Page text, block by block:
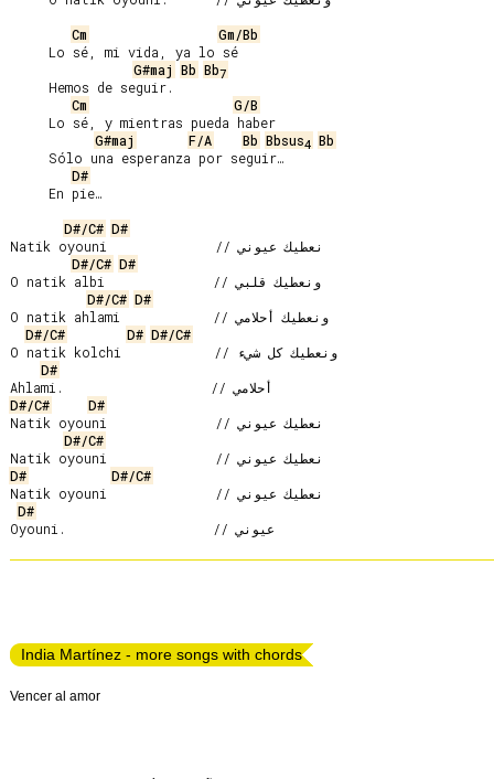
Cm
Gm/Bb
G#maj Bb Bb7
Cm
G/B
G#maj
F/A Bb Bbsus4 Bb
D#
D#/C# D#
Natik oyouni              // نعطيك عيوني
D#/C# D#
O natik albi              // ونعطيك قلبي
D#/C# D#
O natik ahlami            // ونعطيك أحلامي
D#/C#
D# D#/C#
O natik kolchi            // ونعطيك كل شيء
D#
D#/C#
D#
Natik oyouni              // نعطيك عيوني
D#/C#
D#
D#/C#
Natik oyouni              // نعطيك عيوني
D#
India Martínez - more songs with chords
Vencer al amor